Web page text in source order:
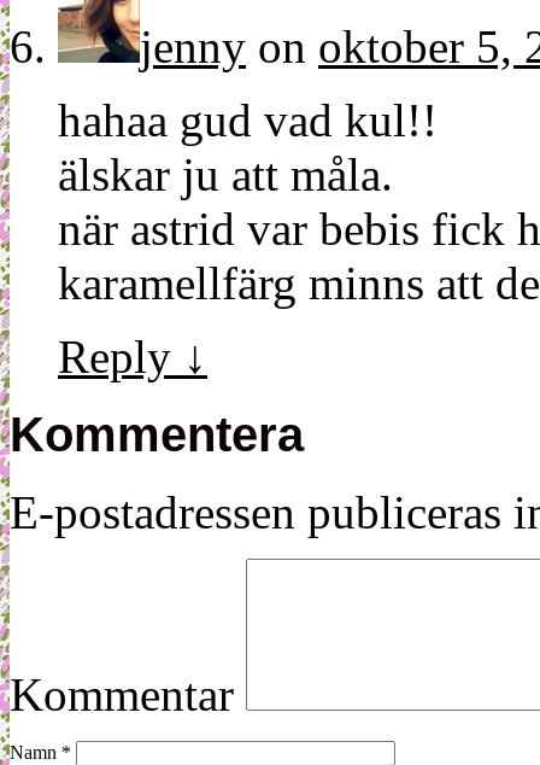
jenny on oktober 5,
hahaa gud vad kul!!
älskar ju att måla.
när astrid var bebis fick
karamellfärg minns att
Reply ↓
Kommentera
E-postadressen publiceras
Kommentar
Namn *